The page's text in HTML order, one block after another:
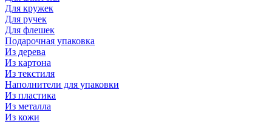
Для кружек
Для ручек
Для флешек
Подарочная упаковка
Из дерева
Из картона
Из текстиля
Наполнители для упаковки
Из пластика
Из металла
Из кожи